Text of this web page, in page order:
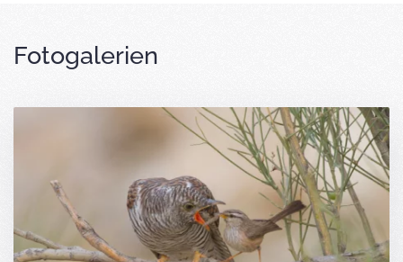
Fotogalerien